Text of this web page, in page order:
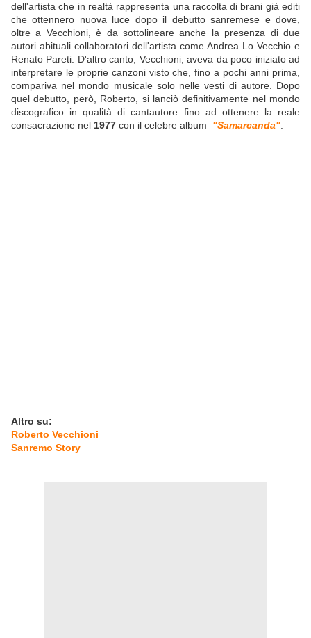
dell'artista che in realtà rappresenta una raccolta di brani già editi
che ottennero nuova luce dopo il debutto sanremese e dove,
oltre a Vecchioni, è da sottolineare anche la presenza di due
autori abituali collaboratori dell'artista come Andrea Lo Vecchio e
Renato Pareti. D'altro canto, Vecchioni, aveva da poco iniziato ad
interpretare le proprie canzoni visto che, fino a pochi anni prima,
compariva nel mondo musicale solo nelle vesti di autore. Dopo
quel debutto, però, Roberto, si lanciò definitivamente nel mondo
discografico in qualità di cantautore fino ad ottenere la reale
consacrazione nel 1977 con il celebre album "Samarcanda"
Altro su:
Roberto Vecchioni
Sanremo Story